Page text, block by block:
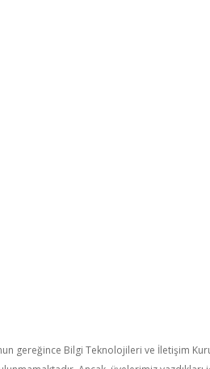
gereğince Bilgi Teknolojileri ve İletişim